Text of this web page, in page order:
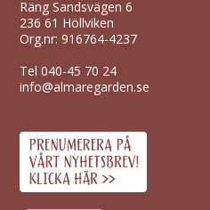
Räng Sandsvägen 6
236 61 Höllviken
Org.nr: 916764-4237
Tel040-45 70 24
info@almaregarden.se